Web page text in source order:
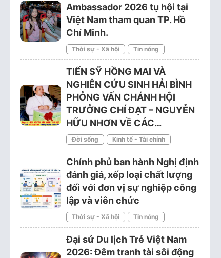
Ambassador 2026 tụ hội tại
Việt Nam tham quan TP. Hồ
Chí Minh.
Thời sự - Xã hội Tin nóng
TIẾN SỸ HỒNG MAI VÀ
NGHIÊN CỨU SINH HẢI BÌNH
PHỎNG VẤN CHÁNH HỘI
TRƯỞNG CHÍ ĐẠT – NGUYỄN
HỮU NHƠN VỀ CÁC…
Đời sống Kinh tế - Tài chính
Chính phủ ban hành Nghị định
đánh giá, xếp loại chất lượng
đối với đơn vị sự nghiệp công
lập và viên chức
Thời sự - Xã hội Tin nóng
Đại sứ Du lịch Trẻ Việt Nam
2026: Đêm tranh tài sôi động